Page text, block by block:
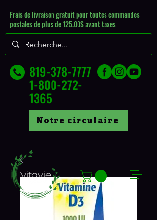
Frais de livraison gratuit pour toutes commandes
postales de plus de 125.00$ avant taxes
819-378-7777
1-800-272-
1365
Notre circulaire